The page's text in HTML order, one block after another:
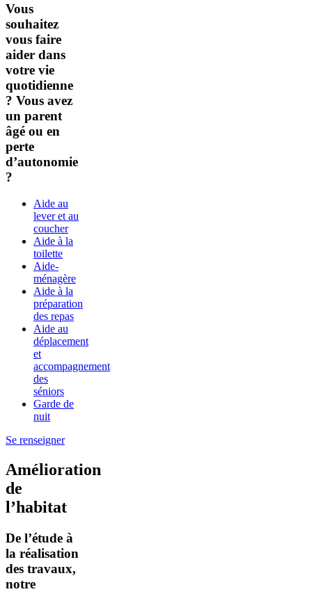
Vous
souhaitez
vous faire
aider dans
votre vie
quotidienne
? Vous avez
un parent
âgé ou en
perte
d’autonomie
?
Aide au
lever et au
coucher
Aide à la
toilette
Aide-
ménagère
Aide à la
préparation
des repas
Aide au
déplacement
et
accompagnement
des
séniors
Garde de
nuit
Se renseigner
Amélioration
de
l’habitat
De l’étude à
la réalisation
des travaux,
notre